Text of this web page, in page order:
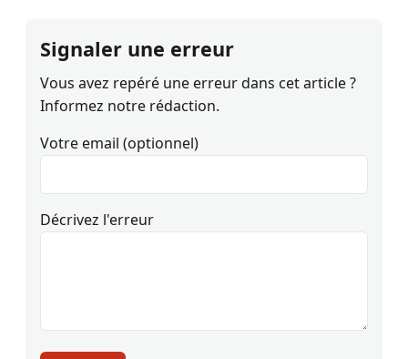
Signaler une erreur
Vous avez repéré une erreur dans cet article ?
Informez notre rédaction.
Votre email (optionnel)
Décrivez l'erreur